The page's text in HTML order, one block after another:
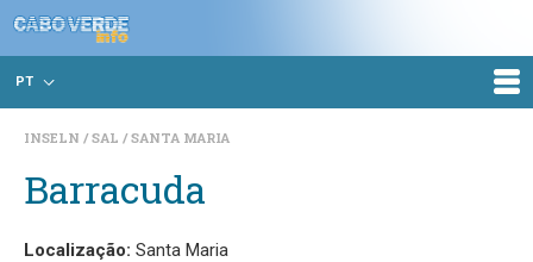
PT
INSELN SAL SANTA MARIA
Barracuda
Localização: Santa Maria